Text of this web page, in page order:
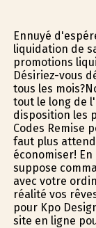
Ennuyé
liquidation de
promotions
Désiriez-vous
tous les
tout le long de
disposition les
Codes Remise
faut plus
économiser!
suppose
avec votre
réalité vos
pour Kpo
site en ligne